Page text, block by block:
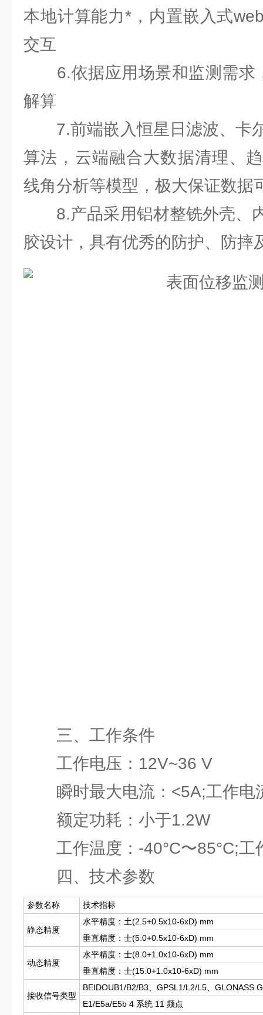
本地计算能力*，内置嵌入式
交互
6.依据应用场景和监测需求
解算
7.前端嵌入恒星日滤波、卡
算法，云端融合大数据清理、
线角分析等模型，极大保证数据
8.产品采用铝材整铣外壳、
胶设计，具有优秀的防护、防摔
三、工作条件
工作电压：12V~36 V
瞬时最大电流：<5A;工作电
额定功耗：小于1.2W
工作温度：-40°C〜85°C;工
四、技术参数
参数名称 技术指标
静态精度
水平精度：土(2.5+0.5x10-6xD) mm
垂直精度：士(5.0+0.5x10-6xD) mm
动态精度
水平精度：士(8.0+1.0x10-6xD) mm
垂直精度：士(15.0+1.0x10-6xD) mm
接收信号类型
BEIDOUB1/B2/B3、GPSL1/L2/L5、GLONASS
E1/E5a/E5b 4 系统 11 频点